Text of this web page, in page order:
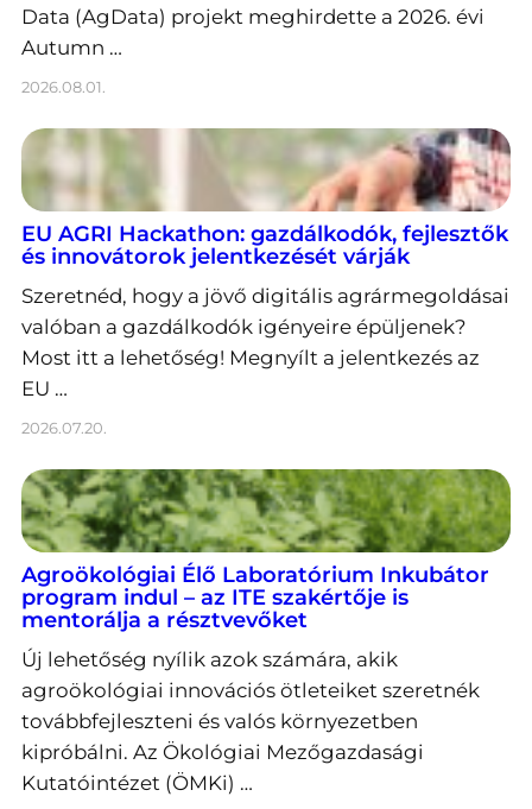
Data (AgData) projekt meghirdette a 2026. évi
Autumn …
2026.08.01.
EU AGRI Hackathon: gazdálkodók, fejlesztők
és innovátorok jelentkezését várják
Szeretnéd, hogy a jövő digitális agrármegoldásai
valóban a gazdálkodók igényeire épüljenek?
Most itt a lehetőség! Megnyílt a jelentkezés az
EU …
2026.07.20.
Agroökológiai Élő Laboratórium Inkubátor
program indul – az ITE szakértője is
mentorálja a résztvevőket
Új lehetőség nyílik azok számára, akik
agroökológiai innovációs ötleteiket szeretnék
továbbfejleszteni és valós környezetben
kipróbálni. Az Ökológiai Mezőgazdasági
Kutatóintézet (ÖMKi) …